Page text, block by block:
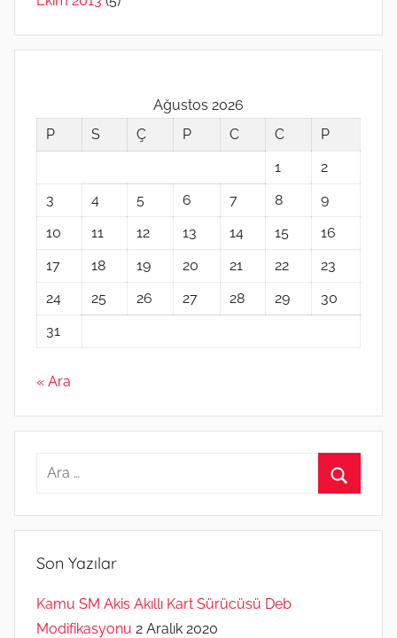
Ağustos 2026
P
S Ç P C C
P
1
2
3
4 5 6 7 8
9
10
11 12 13 14 15
16
17
18 19 20 21 22
23
24
25 26 27 28 29
30
31
« Ara
Arama:
Son Yazılar
Kamu SM Akis Akıllı Kart Sürücüsü Deb
Modifikasyonu 2 Aralık 2020